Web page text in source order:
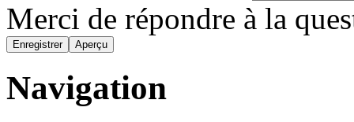
Merci de répondre à la
Navigation